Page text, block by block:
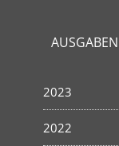
AUSGABEN
2023
2022